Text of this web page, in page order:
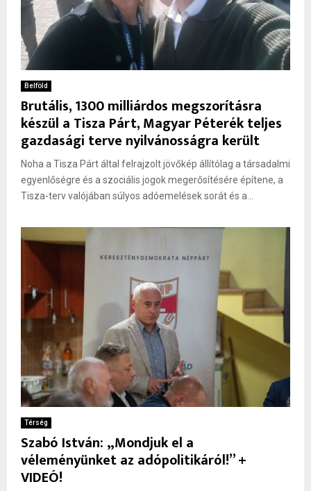
Belföld
Brutális, 1300 milliárdos megszorításra
készül a Tisza Párt, Magyar Péterék teljes
gazdasági terve nyilvánosságra került
Noha a Tisza Párt által felrajzolt jövőkép állítólag a társadalmi
egyenlőségre és a szociális jogok megerősítésére építene, a
Tisza-terv valójában súlyos adóemelések sorát és a...
Térség
Szabó István: „Mondjuk el a
véleményünket az adópolitikáról!” +
VIDEÓ!